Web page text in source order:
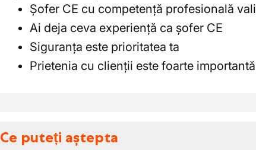
Șofer CE cu competență profesională
Ai deja ceva experiență ca șofer CE
Siguranța este prioritatea ta
Prietenia cu clienții este foarte
Ce puteți aștepta